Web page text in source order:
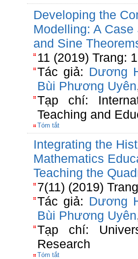
Developing the
Modelling: A
and Sine
11 (2019) Trang:
Tác giả: Dương
Bùi Phương Uyên
Tạp chí:
Teaching and
Tóm tắt
Integrating the
Mathematics
Teaching the
7(11) (2019)
Tác giả: Dương
Bùi Phương Uyên
Tạp chí:
Research
Tóm tắt